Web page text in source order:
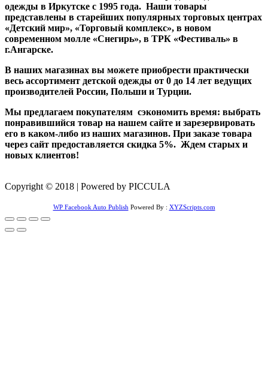
одежды в Иркутске с 1995 года. Наши товары
представлены в старейших популярных торговых центрах
«Детский мир», «Торговый комплекс», в новом
современном молле «Снегирь», в ТРК «Фестиваль» в
г.Ангарске.
В наших магазинах вы можете приобрести практически
весь ассортимент детской одежды от 0 до 14 лет ведущих
производителей России, Польши и Турции.
Мы предлагаем покупателям сэкономить время: выбрать
понравившийся товар на нашем сайте и зарезервировать
его в каком-либо из наших магазинов. При заказе товара
через сайт предоставляется скидка 5%. Ждем старых и
новых клиентов!
Copyright © 2018 | Powered by PICCULA
WP Facebook Auto Publish Powered By : XYZScripts.com